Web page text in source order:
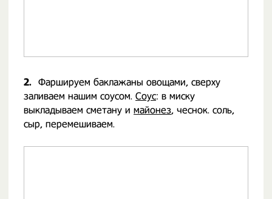
2. Фаршируем баклажаны овощами, сверху
заливаем нашим соусом. Соус: в миску
выкладываем сметану и майонез, чеснок. соль,
сыр, перемешиваем.